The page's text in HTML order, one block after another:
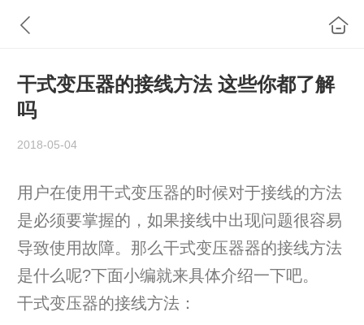
干式变压器的接线方法 这些你都了解
吗
2018-05-04
用户在使用干式变压器的时候对于接线的方法
是必须要掌握的，如果接线中出现问题很容易
导致使用故障。那么干式变压器器的接线方法
是什么呢?下面小编就来具体介绍一下吧。
干式变压器的接线方法：